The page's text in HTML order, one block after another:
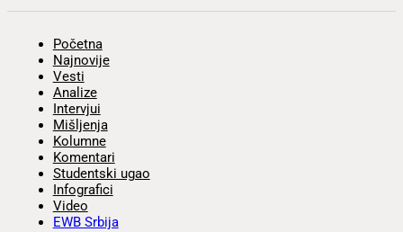
Početna
Najnovije
Vesti
Analize
Intervjui
Mišljenja
Kolumne
Komentari
Studentski ugao
Infografici
Video
EWB Srbija